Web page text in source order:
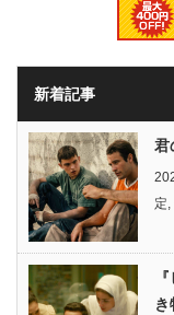
新着記事
君
定,